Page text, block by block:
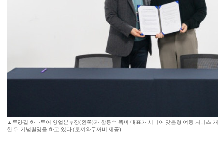
▲류양길 하나투어 영업본부장(왼쪽)과 함동수 똑비 대표가 시니어 맞춤형 여행 서비스
한 뒤 기념촬영을 하고 있다.(토끼와두꺼비 제공)